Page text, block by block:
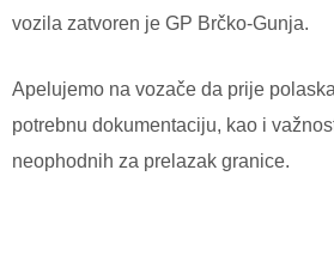
vozila zatvoren je GP Brčko-Gunja.
Apelujemo na vozače da prije
potrebnu dokumentaciju, kao i
neophodnih za prelazak granice.